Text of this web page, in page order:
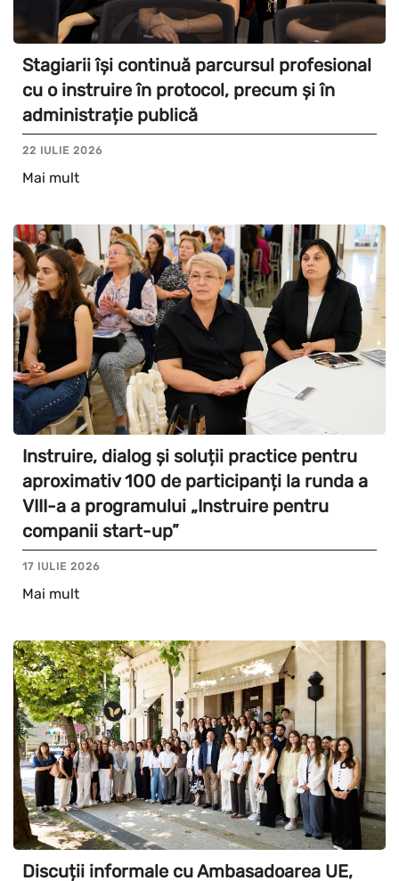
Stagiarii își continuă parcursul profesional
cu o instruire în protocol, precum și în
administrație publică
22 IULIE 2026
Mai mult
Instruire, dialog și soluții practice pentru
aproximativ 100 de participanți la runda a
VIII-a a programului „Instruire pentru
companii start-up”
17 IULIE 2026
Mai mult
Discuții informale cu Ambasadoarea UE,